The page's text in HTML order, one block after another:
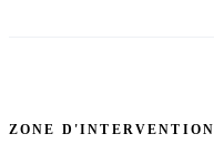
ZONE D'INTERVENTION